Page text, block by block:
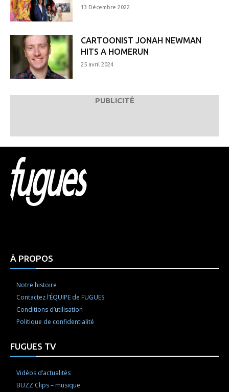
13 Décembre 2022
CARTOONIST JONAH NEWMAN
HITS A HOMERUN
25 avril 2024
PUBLICITÉ
À PROPOS
Notre histoire
Contactez l’ÉQUIPE de FUGUES
Conditions d’utilisation
Politique de confidentialité
FUGUES TV
Vidéos d’actualités
BUZZ Clips – musique